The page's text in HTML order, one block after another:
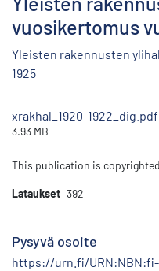
vuosikertomus
Yleisten rakennusten
1925
xrakhal_1920-1922_dig.pdf
3.93 MB
This publication is
Lataukset 392
Pysyvä osoite
https://urn.fi/URN:NBN:fi-